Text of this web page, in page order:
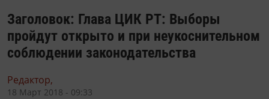
Заголовок: Глава ЦИК РТ: Выборы
пройдут открыто и при неукоснительном
соблюдении законодательства
Редактор,
18 Март 2018 - 09:33